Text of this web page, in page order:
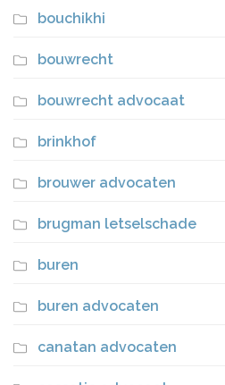
bouchikhi
bouwrecht
bouwrecht advocaat
brinkhof
brouwer advocaten
brugman letselschade
buren
buren advocaten
canatan advocaten